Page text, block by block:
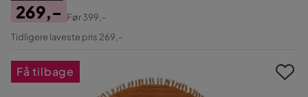
Pris
269,-
Original
Før399,-
Tidligere laveste pris 269,-
Få tilbage